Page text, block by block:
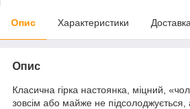
Опис Характеристики Доставка
Опис
Класична гірка настоянка, міцний,
зовсім або майже не підсолоджується,